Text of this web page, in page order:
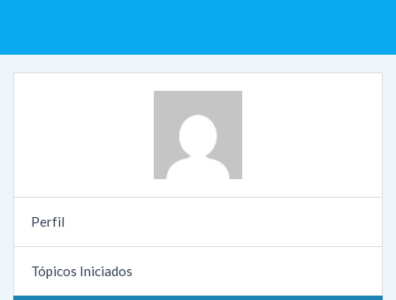
Perfil
Tópicos Iniciados